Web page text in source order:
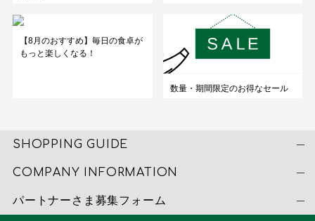
【8月のおすすめ】毎日の食卓が
もっと楽しくなる！
数量・期間限定のお得なセール
SHOPPING GUIDE
COMPANY INFORMATION
パートナーさま募集フォーム